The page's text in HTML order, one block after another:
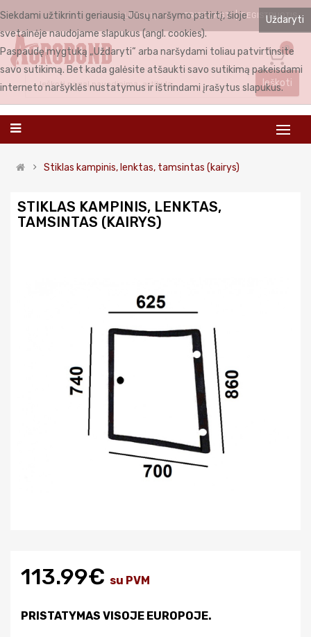
LIETUVIŲ PRISIJUNGTI REGISTRUOTIS
0
Ieškoti
Stiklas kampinis, lenktas, tamsintas (kairys)
STIKLAS KAMPINIS, LENKTAS,
TAMSINTAS (KAIRYS)
113.99€ su PVM
PRISTATYMAS VISOJE EUROPOJE.
Uždaryti
Siekdami užtikrinti geriausią Jūsų naršymo patirtį, šioje
svetainėje naudojame slapukus (angl. cookies).
Paspaudę mygtuką „Uždaryti“ arba naršydami toliau patvirtinsite
savo sutikimą. Bet kada galėsite atšaukti savo sutikimą pakeisdami
interneto naršyklės nustatymus ir ištrindami įrašytus slapukus.